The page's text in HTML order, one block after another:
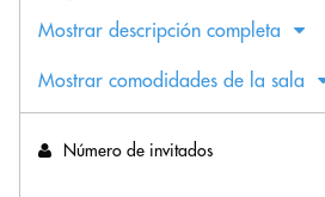
Mostrar descripción completa
Mostrar comodidades de la sala
Número de invitados